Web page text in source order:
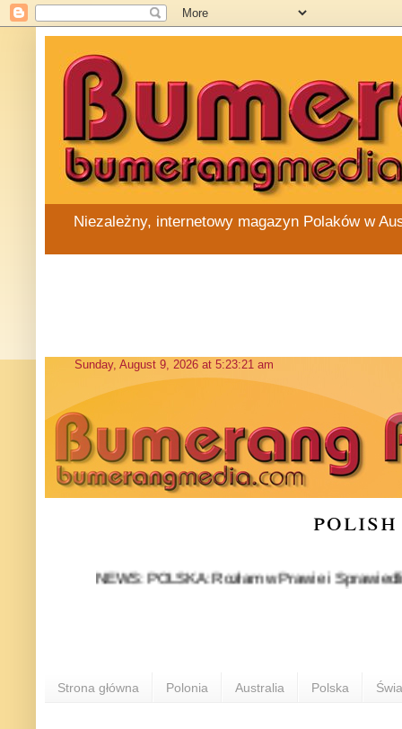
Niezależny, internetowy magazyn Polaków w
NEWS: POLSKA: Rozłam w Prawie i
Strona główna Polonia Australia Polska